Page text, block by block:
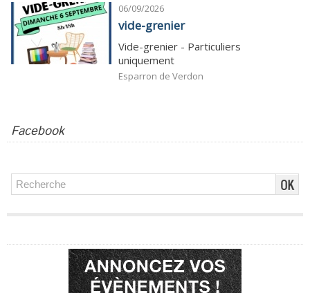
06/09/2026
vide-grenier
Vide-grenier - Particuliers
uniquement
Esparron de Verdon
Facebook